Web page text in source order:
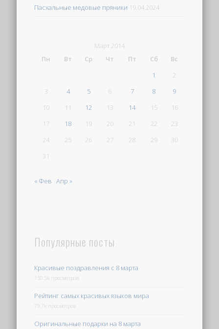
Пасхальные медовые пряники 19.04.2024
Март 2014
Пн
Вт Ср Чт Пт Сб
Вс
1
2
3
4 5 6 7 8
9
10
11 12 13 14 15
16
17
18 19 20 21 22
23
24
25 26 27 28 29
30
31
« Фев Апр »
Популярные посты
Красивые поздравления с 8 марта
150.5k просмотров
Рейтинг самых красивых языков мира
79.7k просмотров
Оригинальные подарки на 8 марта